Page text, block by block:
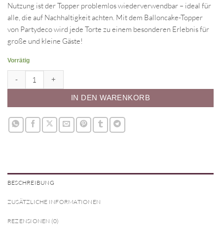
Nutzung ist der Topper problemlos wiederverwendbar – ideal für
alle, die auf Nachhaltigkeit achten. Mit dem Balloncake-Topper
von Partydeco wird jede Torte zu einem besonderen Erlebnis für
große und kleine Gäste!
Vorrätig
IN DEN WARENKORB
BESCHREIBUNG
ZUSÄTZLICHE INFORMATIONEN
REZENSIONEN (0)